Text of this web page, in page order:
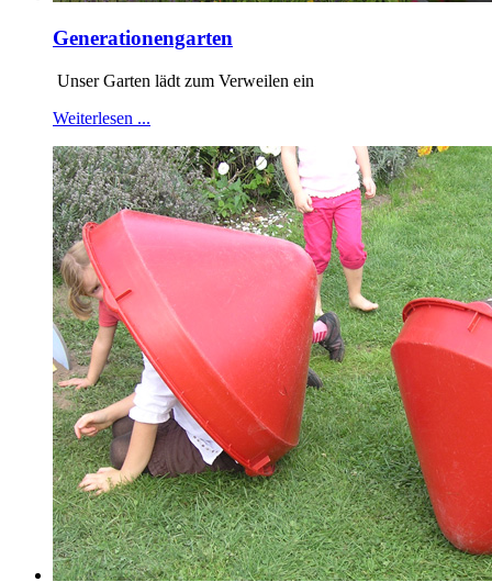
Generationengarten
Unser Garten lädt zum Verweilen ein
Weiterlesen ...